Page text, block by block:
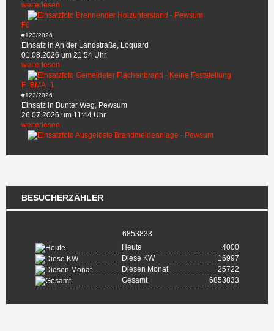
weiterlesen
F0
#123/2026
Einsatz in An der Landstraße, Loquard
01.08.2026 um 21:54 Uhr
weiterlesen
F_BMA_1
#122/2026
Einsatz in Bunter Weg, Pewsum
26.07.2026 um 11:44 Uhr
weiterlesen
BESUCHERZÄHLER
6853833
Heute
4000
Diese KW
16997
Diesen Monat
25722
Gesamt
6853833